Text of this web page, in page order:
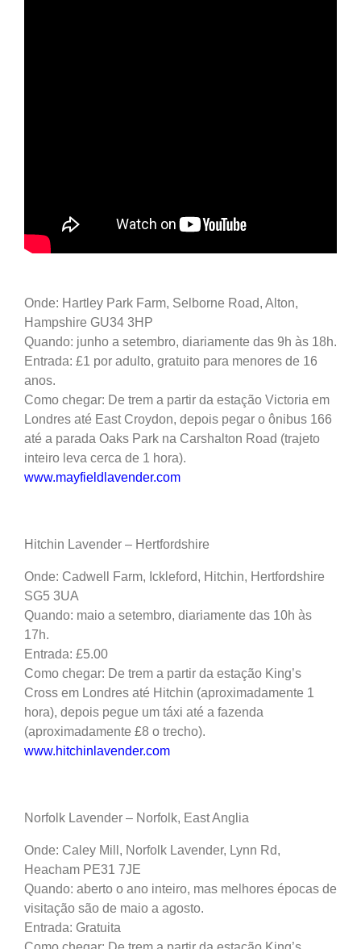
Onde: Hartley Park Farm, Selborne Road, Alton,
Hampshire GU34 3HP
Quando: junho a setembro, diariamente das 9h às 18h.
Entrada: £1 por adulto, gratuito para menores de 16
anos.
Como chegar: De trem a partir da estação Victoria em
Londres até East Croydon, depois pegar o ônibus 166
até a parada Oaks Park na Carshalton Road (trajeto
inteiro leva cerca de 1 hora).
www.mayfieldlavender.com
Hitchin Lavender – Hertfordshire
Onde: Cadwell Farm, Ickleford, Hitchin, Hertfordshire
SG5 3UA
Quando: maio a setembro, diariamente das 10h às
17h.
Entrada: £5.00
Como chegar: De trem a partir da estação King’s
Cross em Londres até Hitchin (aproximadamente 1
hora), depois pegue um táxi até a fazenda
(aproximadamente £8 o trecho).
www.hitchinlavender.com
Norfolk Lavender – Norfolk, East Anglia
Onde: Caley Mill, Norfolk Lavender, Lynn Rd,
Heacham PE31 7JE
Quando: aberto o ano inteiro, mas melhores épocas de
visitação são de maio a agosto.
Entrada: Gratuita